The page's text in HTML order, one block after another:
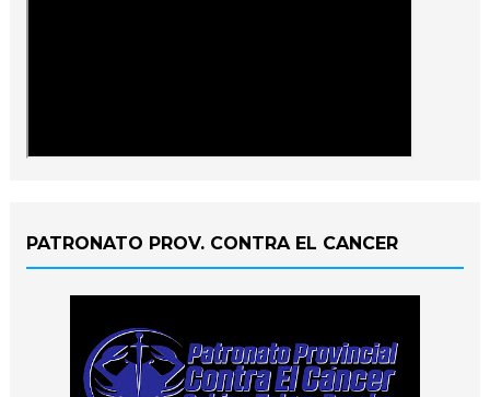
PATRONATO PROV. CONTRA EL CANCER